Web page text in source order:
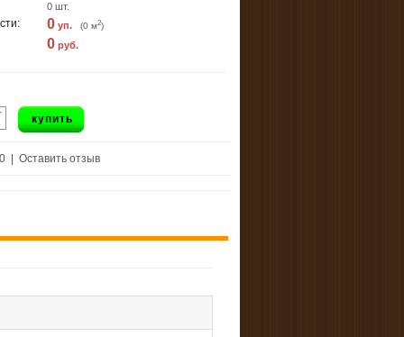
0 шт.
0 уп. (0 м2)
0 руб.
купить
|Оставить отзыв